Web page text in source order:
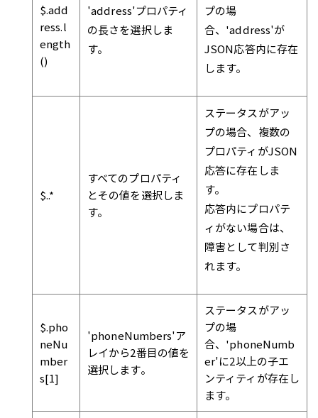
$.add
ress.l
ength
()
'address'プロパティ
の長さを選択しま
す。
プの場
合、'address'が
JSON応答内に存在
します。
$..*
すべてのプロパティ
とその値を選択しま
す。
ステータスがアッ
プの場合、複数の
プロパティがJSON
応答に存在しま
す。
応答内にプロパテ
ィがない場合は、
障害として判別さ
れます。
$.pho
neNu
mber
s[1]
'phoneNumbers'ア
レイから2番目の値を
選択します。
ステータスがアッ
プの場
合、'phoneNumb
er'に2以上の子エ
ンティティが存在し
ます。